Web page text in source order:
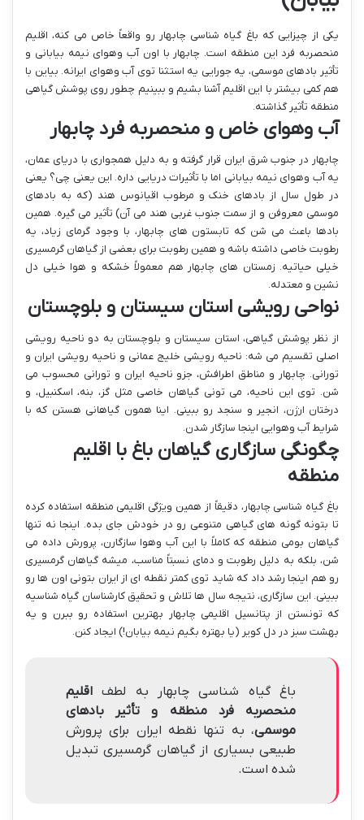
یکی از چیزایی که باغ گیاه شناسی چابهار رو واقعاً خاص می کنه، اقلیم
منحصربه فرد این منطقه است. چابهار با اون آب وهوای نیمه بیابانی و
تأثیر بادهای موسمی، یه جورایی یه استثنا توی آب وهوای ایرانه. بیاین با
هم کمی بیشتر با این اقلیم آشنا بشیم و ببینیم چطور روی پوشش گیاهی
منطقه تأثیر گذاشته.
آب وهوای خاص و منحصربه فرد چابهار
چابهار در جنوب شرق ایران قرار گرفته و به دلیل همجواری با دریای عمان،
یه آب وهوای نیمه بیابانی اما با تأثیرات دریایی داره. این یعنی چی؟ یعنی
در طول سال از بادهای خنک و مرطوب اقیانوس هند (که به بادهای
موسمی معروفن و از سمت جنوب غربی هند می آن) تأثیر می گیره. همین
بادها باعث می شن که تابستون های چابهار، با وجود گرمای زیاد، یه
رطوبت خاصی داشته باشه و همین رطوبت برای بعضی از گیاهان گرمسیری
خیلی حیاتیه. زمستان های چابهار هم معمولاً خشکه و هوا خیلی دل
نشین و معتدله.
نواحی رویشی استان سیستان و بلوچستان
از نظر پوشش گیاهی، استان سیستان و بلوچستان به دو ناحیه رویشی
اصلی تقسیم می شه: ناحیه رویشی خلیج عمانی و ناحیه رویشی ایران و
تورانی. چابهار و مناطق اطرافش، جزو ناحیه ایران و تورانی محسوب می
شن. توی این ناحیه، می تونی گیاهان خاصی مثل گز، بنه، اسکنبیل، و
درختان ارژن، انجیر و سنجد رو ببینی. اینا همون گیاهانی هستن که با
شرایط آب وهوایی اینجا سازگار شدن.
چگونگی سازگاری گیاهان باغ با اقلیم
منطقه
باغ گیاه شناسی چابهار، دقیقاً از همین ویژگی اقلیمی منطقه استفاده کرده
تا بتونه گونه های گیاهی متنوعی رو در خودش جای بده. اینجا نه تنها
گیاهان بومی منطقه که کاملاً با این آب وهوا سازگارن، پرورش داده می
شن، بلکه به دلیل رطوبت و دمای نسبتاً مناسب، میشه گیاهان گرمسیری
رو هم اینجا رشد داد که شاید توی کمتر نقطه ای از ایران بتونی اون ها رو
ببینی. این سازگاری، نتیجه سال ها تلاش و تحقیق کارشناسان گیاه شناسیه
که تونستن از پتانسیل اقلیمی چابهار بهترین استفاده رو ببرن و یه
بهشت سبز در دل کویر (یا بهتره بگیم نیمه بیابان!) ایجاد کنن.
باغ گیاه شناسی چابهار به لطف اقلیم
منحصربه فرد منطقه و تأثیر بادهای
موسمی، به تنها نقطه ایران برای پرورش
طبیعی بسیاری از گیاهان گرمسیری تبدیل
شده است.